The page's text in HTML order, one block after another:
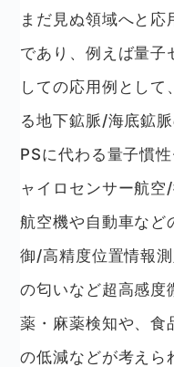
まだ見ぬ領域へと
であり、例えば量子
しての応用例として
る地下鉱脈/海底鉱
PSに代わる量子慣
ャイロセンサー航空
航空機や自動車など
御/高精度位置情報
の匂いなど超高感度
薬・麻薬検知や、食
の低減などが考えら